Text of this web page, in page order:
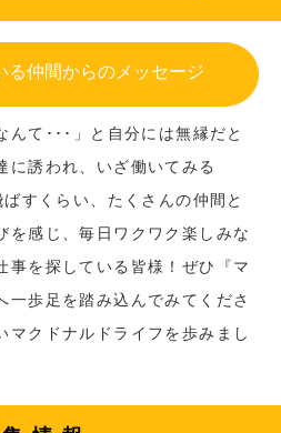
る仲間からのメッセージ
んて･･･」と自分には無縁だと
に誘われ、いざ働いてみる
すくらい、たくさんの仲間と
を感じ、毎日ワクワク楽しみな
事を探している皆様！ぜひ『マ
一歩足を踏み込んでみてくださ
マクドナルドライフを歩みまし